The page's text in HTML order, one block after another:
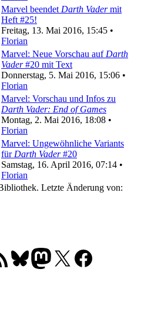
Marvel beendet Darth Vadermit
Heft #25!
Freitag, 13. Mai 2016, 15:45 •
Florian
Marvel: Neue Vorschau auf Darth
Vader#20 mit Text
Donnerstag, 5. Mai 2016, 15:06 •
Florian
Marvel: Vorschau und Infos zu
Darth Vader: End of Games
Montag, 2. Mai 2016, 18:08 •
Florian
Marvel: Ungewöhnliche Variants
für Darth Vader#20
Samstag, 16. April 2016, 07:14 •
Florian
Letzte Änderung von:
Kanal
Feed
Bluesky
Folgt uns auf Mastodon
X Folgt uns auf